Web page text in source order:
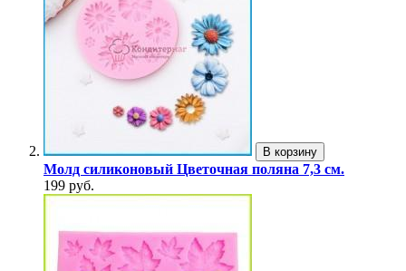
В корзину
Молд силиконовый Цветочная поляна 7,3 см.
199 руб.